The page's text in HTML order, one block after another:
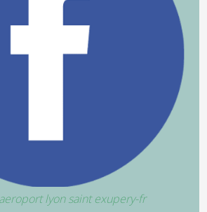
lyon saint exupery-fr